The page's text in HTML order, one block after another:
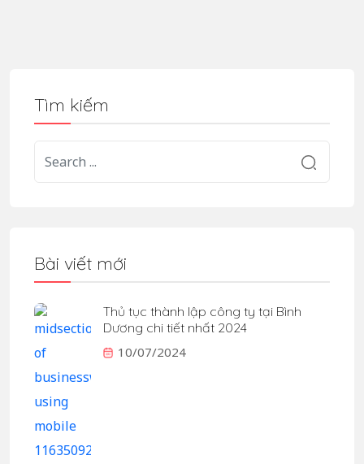
Tìm kiếm
Bài viết mới
Thủ tục thành lập công ty tại Bình
Dương chi tiết nhất 2024
10/07/2024